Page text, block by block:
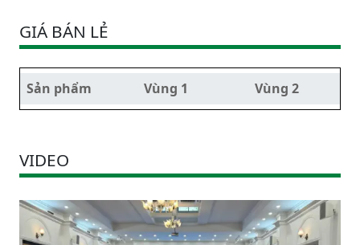
GIÁ BÁN LẺ
Sản phẩm Vùng 1 Vùng 2
VIDEO